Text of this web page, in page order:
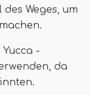
Weges, um
-
da